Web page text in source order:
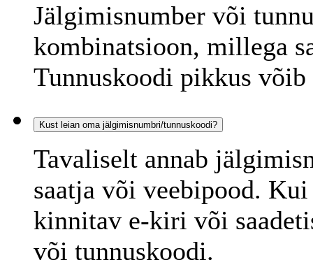
Jälgimisnumber või
kombinatsioon, millega
Tunnuskoodi pikkus
Kust leian oma jälgimisnumbri/tunnuskoodi?
Tavaliselt annab
saatja või veebipood.
kinnitav e-kiri või
või tunnuskoodi.